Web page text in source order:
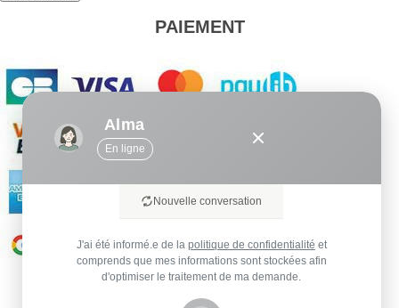
PAIEMENT
Alma
En ligne
Nouvelle conversation
J'ai été informé.e de la politique de confidentialité et
comprends que mes informations sont stockées afin
d'optimiser le traitement de ma demande.